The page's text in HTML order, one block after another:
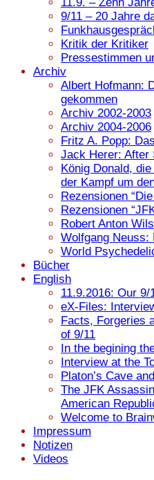
9/11 – 20 Jahre
Kritik der Kritiker
Pressestimmen
Archiv
Albert Hofmann:
gekommen
Archiv 2002-2003
Archiv 2004-2006
Fritz A. Popp:
Jack Herer: After
König Donald,
der Kampf um
Rezensionen
Rezensionen
Robert Anton
Wolfgang Neuss:
World
Bücher
English
11.9.2016: Our 9/
eX-Files:
Facts, Forgeries
of 9/11
In the begining
Interview at the
Platon’s Cave
The JFK
American
Welcome to
Impressum
Notizen
Videos